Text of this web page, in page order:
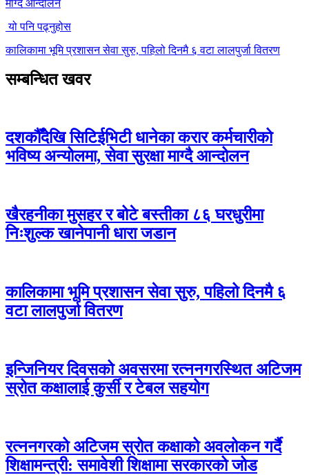
माग्दै आन्दोलन
यो पनि पढ्नुहोस
कालिकामा भूमि प्रशासन सेवा सुरु, पहिलो दिनमै ६ वटा लालपुर्जा वितरण
सम्बन्धित खवर
दशकौँदेखि सिटिईभिटी धानेका करार कर्मचारीको
भविष्य अन्योलमा, सेवा सुरक्षा माग्दै आन्दोलन
खैरहनीका मुसहर र बोटे बस्तीका ८६ घरधुरीमा
निःशुल्क खानेपानी धारा जडान
कालिकामा भूमि प्रशासन सेवा सुरु, पहिलो दिनमै ६
वटा लालपुर्जा वितरण
इन्जिनियर दिवसको अवसरमा रत्ननगरस्थित अटिजम
स्रोत कक्षालाई कुर्सी र टेबल सहयोग
रत्ननगरको अटिजम स्रोत कक्षाको अवलोकन गर्दै
शिक्षामन्त्री: समावेशी शिक्षामा सरकारको जोड